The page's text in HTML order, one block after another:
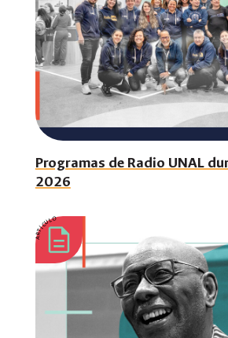
Programas de Radio UNAL
2026
ARTÍCULO